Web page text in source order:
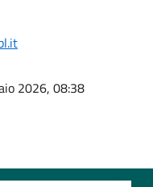
2026, 08:38